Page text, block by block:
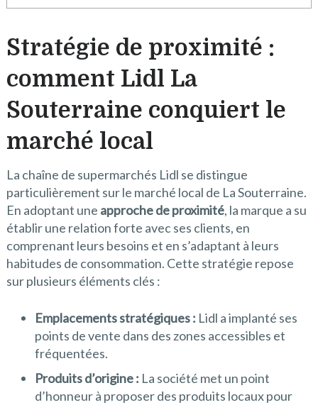
Stratégie de proximité :
comment Lidl La
Souterraine conquiert le
marché local
La chaîne de supermarchés Lidl se distingue
particulièrement sur le marché local de La Souterraine.
En adoptant une approche de proximité, la marque a su
établir une relation forte avec ses clients, en
comprenant leurs besoins et en s’adaptant à leurs
habitudes de consommation. Cette stratégie repose
sur plusieurs éléments clés :
Emplacements stratégiques : Lidl a implanté ses
points de vente dans des zones accessibles et
fréquentées.
Produits d’origine : La société met un point
d’honneur à proposer des produits locaux pour